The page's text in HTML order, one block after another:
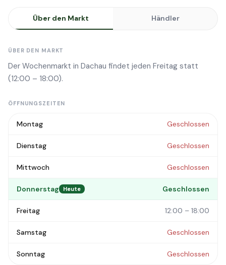
Über den Markt Händler
ÜBER DEN MARKT
Der Wochenmarkt in Dachau findet jeden Freitag statt
(12:00 – 18:00).
ÖFFNUNGSZEITEN
Montag Geschlossen
Dienstag Geschlossen
Mittwoch Geschlossen
Donnerstag Heute Geschlossen
Freitag 12:00 – 18:00
Samstag Geschlossen
Sonntag Geschlossen